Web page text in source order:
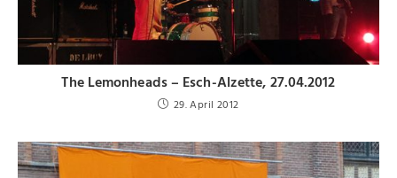
The Lemonheads – Esch-Alzette, 27.04.2012
29. April 2012